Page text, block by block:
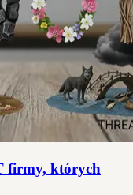
firmy, których